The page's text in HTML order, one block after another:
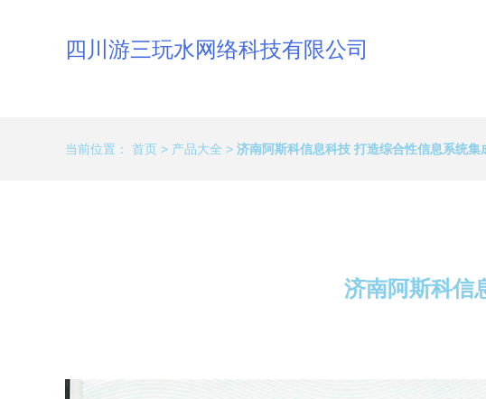
四川游三玩水网络科技有限公司
当前位置： 首页 > 产品大全 > 济南阿斯科信息科技 打造综合性信息系统集
济南阿斯科信